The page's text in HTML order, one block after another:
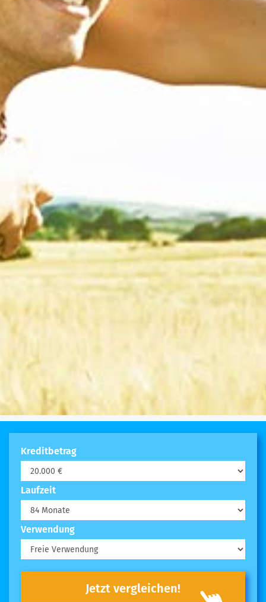
Kreditbetrag
Laufzeit
Verwendung
Jetzt vergleichen!